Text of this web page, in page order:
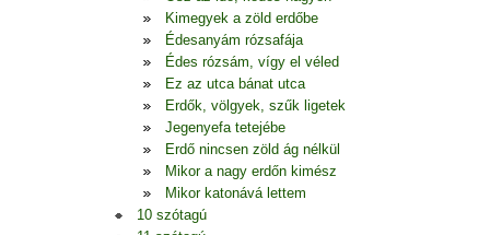
Kimegyek a zöld erdőbe
Édesanyám rózsafája
Édes rózsám, vígy el véled
Ez az utca bánat utca
Erdők, völgyek, szűk ligetek
Jegenyefa tetejébe
Erdő nincsen zöld ág nélkül
Mikor a nagy erdőn kimész
Mikor katonává lettem
10 szótagú